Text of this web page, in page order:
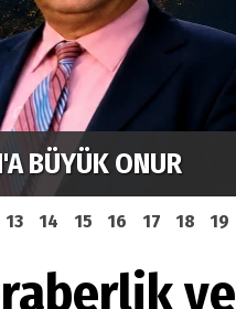
Bir Konserle
13 14 15 16 17 18 19
ve